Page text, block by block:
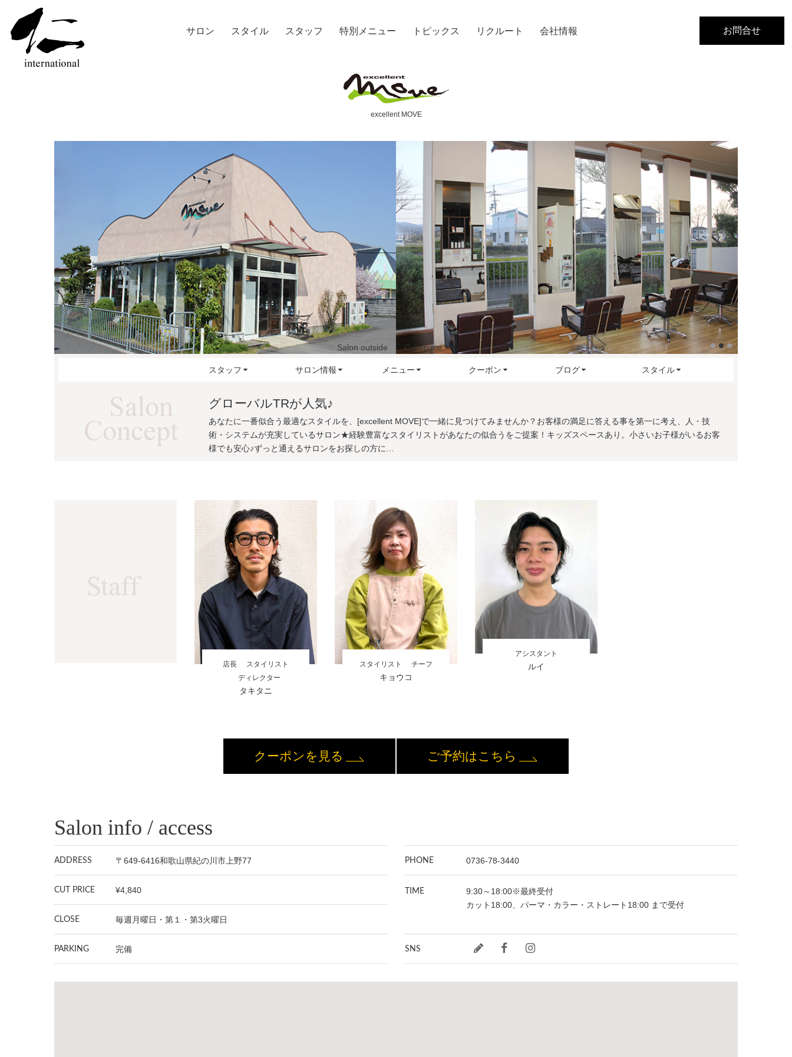
サロン スタイル スタッフ 特別メニュー トピックス リクルート 会社情報 お問合せ
excellent MOVE
Salon outside Cut space
スタッフ サロン情報 メニュー クーポン ブログ スタイル
グローバルTRが人気♪
あなたに一番似合う最適なスタイルを、[excellent MOVE]で一緒に見つけてみませんか？お客様の満足に答える事を第一に考え、人・技
術・システムが充実しているサロン★経験豊富なスタイリストがあなたの似合うをご提案！キッズスペースあり。小さいお子様がいるお客
様でも安心♪ずっと通えるサロンをお探しの方に…
店長
スタイリスト
ディレクター
タキタニ
スタイリスト チーフ
キョウコ
アシスタント
ルイ
クーポンを見る ご予約はこちら
Salon info / access
ADDRESS 〒649-6416和歌山県紀の川市上野77 PHONE 0736-78-3440
CUT PRICE ¥4,840 TIME
9:30～18:00※最終受付
カット18:00、パーマ・カラー・ストレート18:00 まで受付
CLOSE 毎週月曜日・第１・第3火曜日
PARKING 完備 SNS